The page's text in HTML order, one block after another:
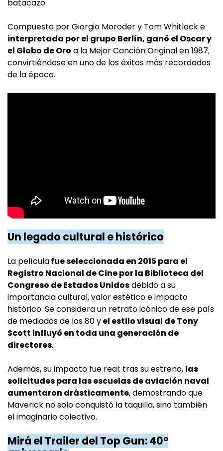
batacazo.
Compuesta por Giorgio Moroder y Tom Whitlock e
interpretada por el grupo Berlín, ganó el Oscar y
el Globo de Oro a la Mejor Canción Original en 1987,
convirtiéndose en uno de los éxitos más recordados
de la época.
Un legado cultural e histórico
La películafue seleccionada en 2015 para el
Registro Nacional de Cine por la Biblioteca del
Congreso de Estados Unidosdebido a su
importancia cultural, valor estético e impacto
histórico. Se considera un retrato icónico de ese país
de mediados de los 80 yel estilo visual de Tony
Scott influyó en toda una generación de
directores.
Además, su impacto fue real: tras su estreno, las
solicitudes para las escuelas de aviación naval
aumentaron drásticamente, demostrando que
Maverick no solo conquistó la taquilla, sino también
el imaginario colectivo.
Mirá el Trailer del Top Gun: 40°